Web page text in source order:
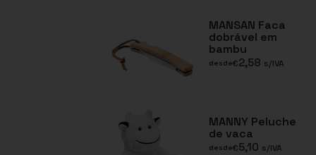
MANSAN Faca
dobrável em
bambu
desde€2,58 s/IVA
MANNY Peluche
de vaca
desde€5,10 s/IVA